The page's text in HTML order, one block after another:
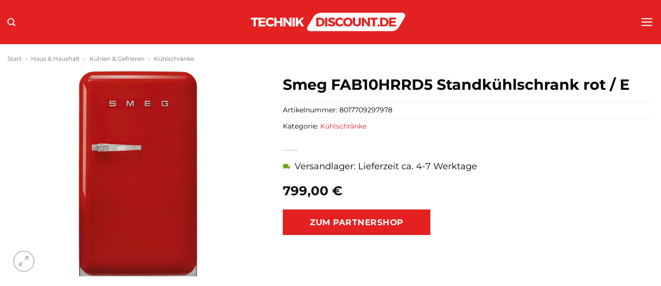
Inhalt
Start » Haus & Haushalt » Kühlen & Gefrieren » Kühlschränke
Smeg FAB10HRRD5 Standkühlschrank rot / E
799,00 €
Versandlager: Lieferzeit ca. 4-7 Werktage
ZUM PARTNERSHOP
Artikelnummer: 8017709297978
Kategorie: Kühlschränke